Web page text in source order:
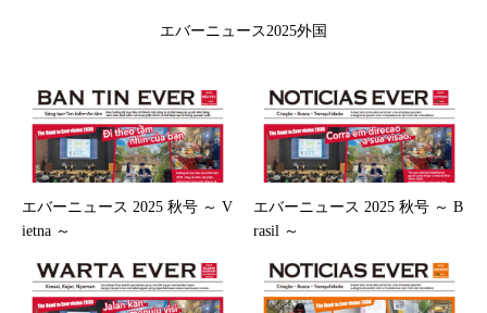
エバーニュース2025外国
エバーニュース 2025 秋号 ～ V
ietna ～
エバーニュース 2025 秋号 ～ B
rasil ～